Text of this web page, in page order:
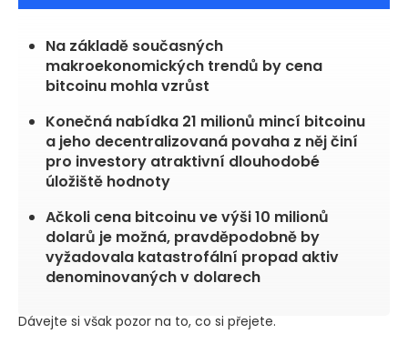
Na základě současných
makroekonomických trendů by cena
bitcoinu mohla vzrůst
Konečná nabídka 21 milionů mincí bitcoinu
a jeho decentralizovaná povaha z něj činí
pro investory atraktivní dlouhodobé
úložiště hodnoty
Ačkoli cena bitcoinu ve výši 10 milionů
dolarů je možná, pravděpodobně by
vyžadovala katastrofální propad aktiv
denominovaných v dolarech
Dávejte si však pozor na to, co si přejete.